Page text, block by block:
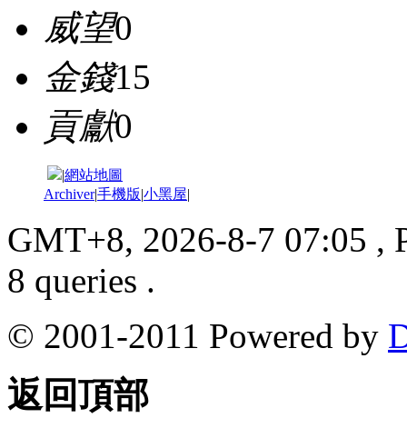
威望0
金錢15
貢獻0
|網站地圖
Archiver|手機版|小黑屋|
GMT+8, 2026-8-7 07:05 ,
8 queries .
© 2001-2011 Powered by
返回頂部